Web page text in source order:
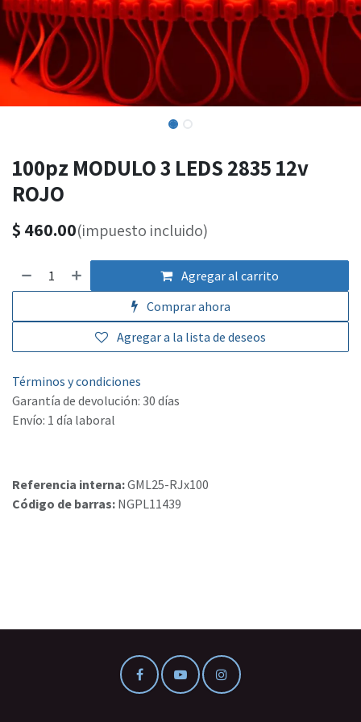
100pz MODULO 3 LEDS 2835 12v
ROJO
$ 460.00(impuesto incluido)
Agregar al carrito
Comprar ahora
Agregar a la lista de deseos
Términos y condiciones
Garantía de devolución: 30 días
Envío: 1 día laboral
Referencia interna:GML25-RJx100
Código de barras: NGPL11439